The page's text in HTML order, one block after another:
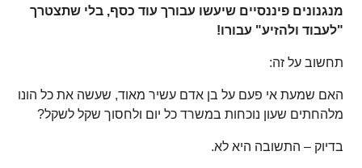
מנגנונים פיננסיים שיעשו עבורך עוד כסף, בלי שתצטרך
"לעבוד ולהזיע" עבורו!
תחשוב על זה:
האם שמעת אי פעם על בן אדם עשיר מאוד, שעשה את כל הונו
מלהחתים שעון נוכחות במשרד כל יום ולחסוך שקל לשקל?
בדיוק – התשובה היא לא.